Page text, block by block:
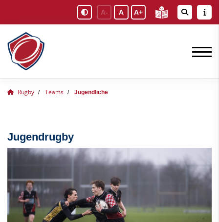
A- A A+
Rugby Teams Jugendliche
Jugendrugby